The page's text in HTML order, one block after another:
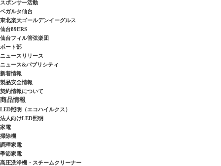
スポンサー活動
ベガルタ仙台
東北楽天ゴールデンイーグルス
仙台89ERS
仙台フィル管弦楽団
ボート部
ニュースリリース
ニュース&パブリシティ
新着情報
製品安全情報
契約情報について
商品情報
LED照明（エコハイルクス）
法人向けLED照明
家電
掃除機
調理家電
季節家電
高圧洗浄機・スチームクリーナー